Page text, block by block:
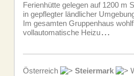
Ferienhütte gelegen auf 1200 m
in gepflegter ländlicher
Im gesamten Gruppenhaus
vollautomatische Heizu...
Österreich Steiermark